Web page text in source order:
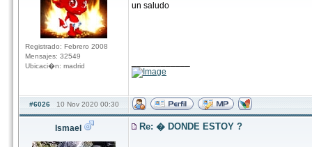
Registrado: Febrero 2008
Mensajes: 32549
Ubicaci�n: madrid
un saludo
#6026 10 Nov 2020 00:30
Ismael Re: � DONDE ESTOY ?